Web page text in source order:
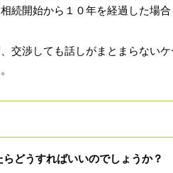
続開始から１０年を経過した場
交渉しても話しがまとまらない
どうすればいいのでしょうか？